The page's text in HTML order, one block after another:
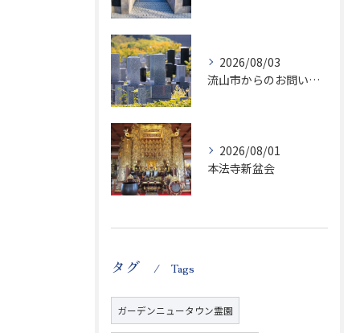
2026/08/03
流山市からのお問い合わせが急増中です、かなり悪質な業者さんとお寺さんらしいです
2026/08/01
本法寺新盆会
タグ Tags
ガーデンニュータウン霊園